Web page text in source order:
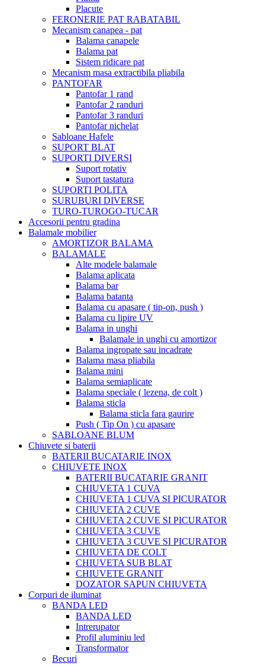
Placute
FERONERIE PAT RABATABIL
Mecanism canapea - pat
Balama canapele
Balama pat
Sistem ridicare pat
Mecanism masa extractibila pliabila
PANTOFAR
Pantofar 1 rand
Pantofar 2 randuri
Pantofar 3 randuri
Pantofar nichelat
Sabloane Hafele
SUPORT BLAT
SUPORTI DIVERSI
Suport rotativ
Suport tastatura
SUPORTI POLITA
SURUBURI DIVERSE
TURO-TUROGO-TUCAR
Accesorii pentru gradina
Balamale mobilier
AMORTIZOR BALAMA
BALAMALE
Alte modele balamale
Balama aplicata
Balama bar
Balama batanta
Balama cu apasare ( tip-on, push )
Balama cu lipire UV
Balama in unghi
Balamale in unghi cu amortizor
Balama ingropate sau incadrate
Balama masa pliabila
Balama mini
Balama semiaplicate
Balama speciale ( lezena, de colt )
Balama sticla
Balama sticla fara gaurire
Push ( Tip On ) cu apasare
SABLOANE BLUM
Chiuvete si baterii
BATERII BUCATARIE INOX
CHIUVETE INOX
BATERII BUCATARIE GRANIT
CHIUVETA 1 CUVA
CHIUVETA 1 CUVA SI PICURATOR
CHIUVETA 2 CUVE
CHIUVETA 2 CUVE SI PICURATOR
CHIUVETA 3 CUVE
CHIUVETA 3 CUVE SI PICURATOR
CHIUVETA DE COLT
CHIUVETA SUB BLAT
CHIUVETE GRANIT
DOZATOR SAPUN CHIUVETA
Corpuri de iluminat
BANDA LED
BANDA LED
Intrerupator
Profil aluminiu led
Transformator
Becuri